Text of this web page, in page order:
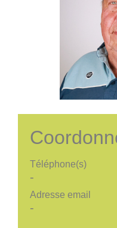
Téléphone(s)
-
Adresse email
-